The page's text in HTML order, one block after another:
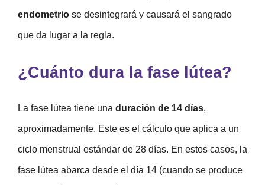
endometrio se desintegrará y causará el sangrado
que da lugar a la regla.
¿Cuánto dura la fase lútea?
La fase lútea tiene una duración de 14 días,
aproximadamente. Este es el cálculo que aplica a un
ciclo menstrual estándar de 28 días. En estos casos, la
fase lútea abarca desde el día 14 (cuando se produce